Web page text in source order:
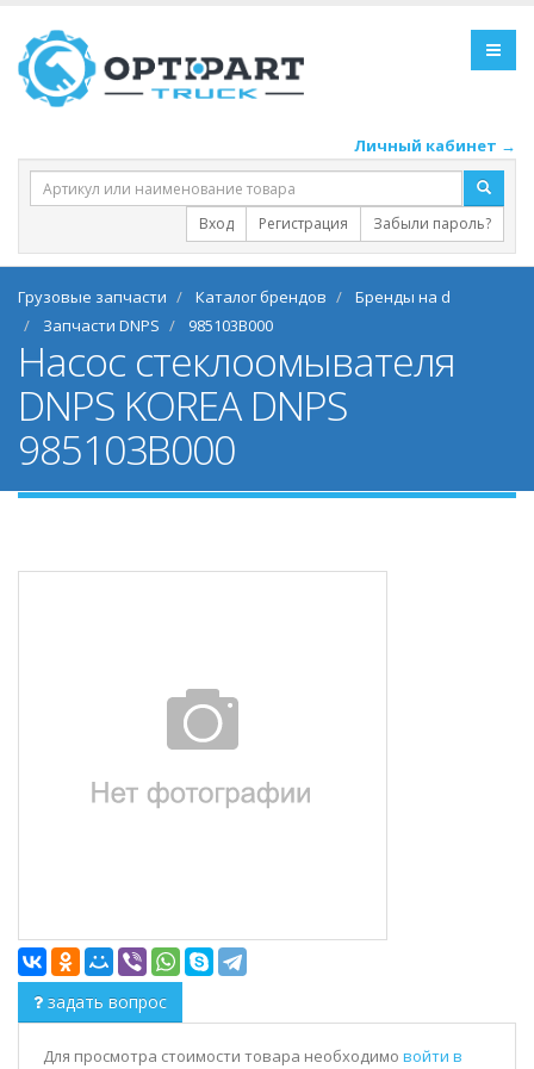
Личный кабинет →
Вход Регистрация Забыли пароль?
Грузовые запчасти Каталог брендов
Бренды на d
Запчасти DNPS
985103B000
Насос стеклоомывателя
DNPS KOREA DNPS
985103B000
задать вопрос
Для просмотра стоимости товара необходимо войти в